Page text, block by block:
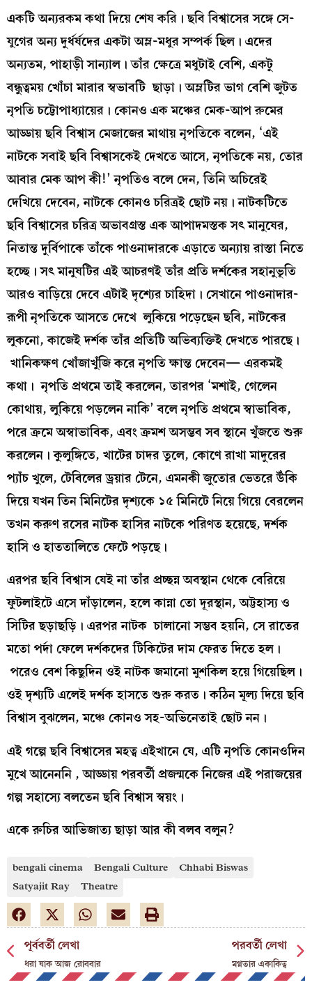
একটি অন্যরকম কথা দিয়ে শেষ করি। ছবি বিশ্বাসের সঙ্গে সে-
যুগের অন্য দুর্ধর্ষদের একটা অম্ল-মধুর সম্পর্ক ছিল। এদের
অন্যতম, পাহাড়ী সান্যাল। তাঁর ক্ষেত্রে মধুটাই বেশি, একটু
বন্ধুত্বময় খোঁচা মারার স্বভাবটি ছাড়া। অম্লটির ভাগ বেশি জুটত
নৃপতি চট্টোপাধ্যায়ের। কোনও এক মঞ্চের মেক-আপ রুমের
আড্ডায় ছবি বিশ্বাস মেজাজের মাথায় নৃপতিকে বলেন, ‘এই
নাটকে সবাই ছবি বিশ্বাসকেই দেখতে আসে, নৃপতিকে নয়, তোর
আবার মেক আপ কী!’ নৃপতিও বলে দেন, তিনি অচিরেই
দেখিয়ে দেবেন, নাটকে কোনও চরিত্রই ছোট নয়। নাটকটিতে
ছবি বিশ্বাসের চরিত্র অভাবগ্রস্ত এক আপাদমস্তক সৎ মানুষের,
নিতান্ত দুর্বিপাকে তাঁকে পাওনাদারকে এড়াতে অন্যায় রাস্তা নিতে
হচ্ছে। সৎ মানুষটির এই আচরণই তাঁর প্রতি দর্শকের সহানুভূতি
আরও বাড়িয়ে দেবে এটাই দৃশ্যের চাহিদা। সেখানে পাওনাদার-
রূপী নৃপতিকে আসতে দেখে লুকিয়ে পড়েছেন ছবি, নাটকের
লুকনো, কাজেই দর্শক তাঁর প্রতিটি অভিব্যক্তিই দেখতে পারছে।
খানিকক্ষণ খোঁজাখুঁজি করে নৃপতি ক্ষান্ত দেবেন— এরকমই
কথা। নৃপতি প্রথমে তাই করলেন, তারপর ‘মশাই, গেলেন
কোথায়, লুকিয়ে পড়লেন নাকি’ বলে নৃপতি প্রথমে স্বাভাবিক,
পরে ক্রমে অস্বাভাবিক, এবং ক্রমশ অসম্ভব সব স্থানে খুঁজতে শুরু
করলেন। কুলুঙ্গিতে, খাটের চাদর তুলে, কোণে রাখা মাদুরের
প্যাঁচ খুলে, টেবিলের ড্রয়ার টেনে, এমনকী জুতোর ভেতরে উঁকি
দিয়ে যখন তিন মিনিটের দৃশ্যকে ১৫ মিনিটে নিয়ে গিয়ে বেরলেন
তখন করুণ রসের নাটক হাসির নাটকে পরিণত হয়েছে, দর্শক
হাসি ও হাততালিতে ফেটে পড়ছে।
এরপর ছবি বিশ্বাস যেই না তাঁর প্রচ্ছন্ন অবস্থান থেকে বেরিয়ে
ফুটলাইটে এসে দাঁড়ালেন, হলে কান্না তো দূরস্থান, অট্টহাস্য ও
সিটির ছড়াছড়ি। এরপর নাটক চালানো সম্ভব হয়নি, সে রাতের
মতো পর্দা ফেলে দর্শকদের টিকিটের দাম ফেরত দিতে হল।
পরেও বেশ কিছুদিন ওই নাটক জমানো মুশকিল হয়ে গিয়েছিল।
ওই দৃশ্যটি এলেই দর্শক হাসতে শুরু করত। কঠিন মূল্য দিয়ে ছবি
বিশ্বাস বুঝলেন, মঞ্চে কোনও সহ-অভিনেতাই ছোট নন।
এই গল্পে ছবি বিশ্বাসের মহত্ব এইখানে যে, এটি নৃপতি কোনওদিন
মুখে আনেননি , আড্ডায় পরবর্তী প্রজন্মকে নিজের এই পরাজয়ের
গল্প সহাস্যে বলতেন ছবি বিশ্বাস স্বয়ং।
একে রুচির আভিজাত্য ছাড়া আর কী বলব বলুন?
bengali cinema Bengali Culture
Chhabi Biswas
Satyajit Ray
Theatre
পূর্ববর্তী লেখা
ধরা যাক আজ রোববার
পরবর্তী লেখা
মগ্নতার একাকিত্ব